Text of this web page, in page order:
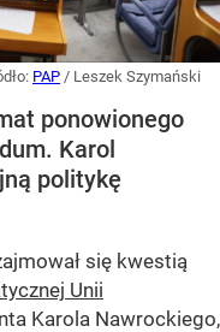
PAP / Leszek Szymański
ponowionego
Karol
politykę
się kwestią
Unii
Karola Nawrockiego,